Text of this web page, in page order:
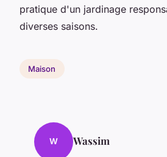
pratique d'un jardinage
diverses saisons.
Maison
W Wassim